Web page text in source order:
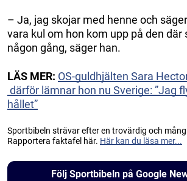
– Ja, jag skojar med henne och
vara kul om hon kom upp på den där
någon gång, säger han.
LÄS MER: OS-guldhjälten Sara
därför lämnar hon nu Sverige: ”Jag
hållet”
Sportbibeln strävar efter en trovärdig och
Rapportera faktafel här. Här kan du läsa mer...
Följ Sportbibeln på Google